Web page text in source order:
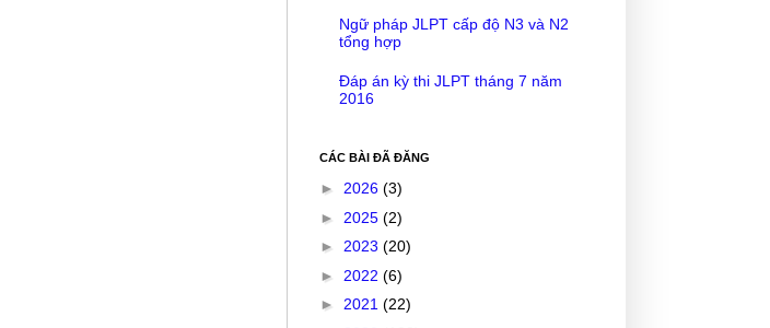
Ngữ pháp JLPT cấp độ N3 và N2
tổng hợp
Đáp án kỳ thi JLPT tháng 7 năm
2016
CÁC BÀI ĐÃ ĐĂNG
► 2026 (3)
► 2025 (2)
► 2023 (20)
► 2022 (6)
► 2021 (22)